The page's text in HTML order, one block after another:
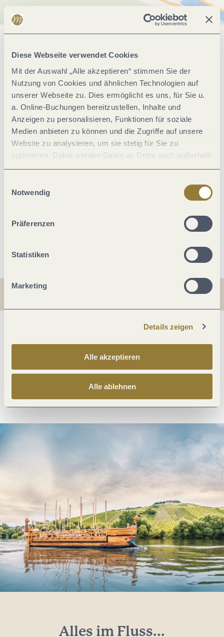
Diese Webseite verwendet Cookies
Mit der Auswahl „Alle akzeptieren“ stimmen Sie der
Nutzung von Cookies und ähnlichen Technologien auf
unserer Webseite zu. Dies ermöglicht es uns, für Sie u.
a. Online-Buchungen bereitzustellen, Inhalte und
Anzeigen zu personalisieren, Funktionen für soziale
Medien anbieten zu können und die Zugriffe auf unsere
Website zu analysieren, um sie stetig für Sie zu
optimieren. Dabei werden Daten an Dritte auch außerhalb
der Europäischen Union weitergegeben und dort
jederzeit widerrufen werden. Mit der Auswahl "Alle
ablehnen" kann es zu Beeinträchtigungen in der Nutzung
Notwendig
Präferenzen
Statistiken
Marketing
Details zeigen
Alle akzeptieren
Alle ablehnen
Betten & Zimmer
Lage
Einrichtungen Betrieb
Anreise planen
Alles im Fluss...